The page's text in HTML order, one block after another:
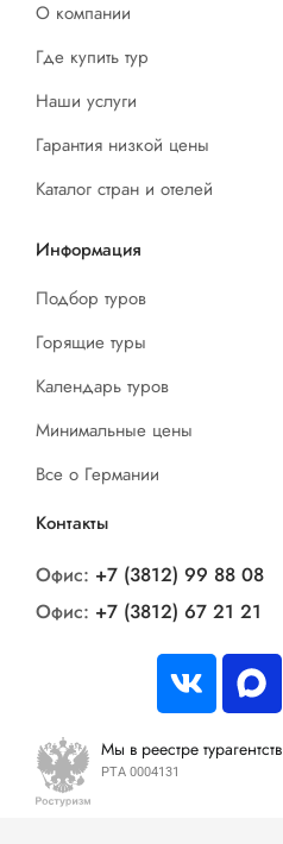
О компании
Где купить тур
Наши услуги
Гарантия низкой цены
Каталог стран и отелей
Информация
Подбор туров
Горящие туры
Календарь туров
Минимальные цены
Все о Германии
Контакты
Офис: +7 (3812) 99 88 08
Офис: +7 (3812) 67 21 21
Мы в реестре турагентств
РТА 0004131